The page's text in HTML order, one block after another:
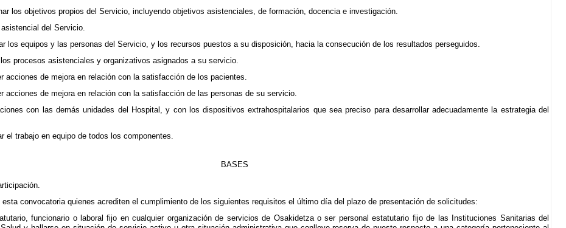
los objetivos propios del Servicio, incluyendo objetivos asistenciales, de formación, docencia e investigación.
del Servicio.
los equipos y las personas del Servicio, y los recursos puestos a su disposición, hacia la consecución de los resultados perseguidos.
procesos asistenciales y organizativos asignados a su servicio.
acciones de mejora en relación con la satisfacción de los pacientes.
acciones de mejora en relación con la satisfacción de las personas de su servicio.
con las demás unidades del Hospital, y con los dispositivos extrahospitalarios que sea preciso para desarrollar adecuadamente la estrategia del
el trabajo en equipo de todos los componentes.
BASES
esta convocatoria quienes acrediten el cumplimiento de los siguientes requisitos el último día del plazo de presentación de solicitudes:
funcionario o laboral fijo en cualquier organización de servicios de Osakidetza o ser personal estatutario fijo de las Instituciones Sanitarias del